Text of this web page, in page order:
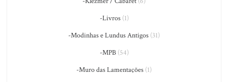
-Livros(1)
-Modinhas e Lundus Antigos (31)
-MPB(54)
-Muro das Lamentações (1)